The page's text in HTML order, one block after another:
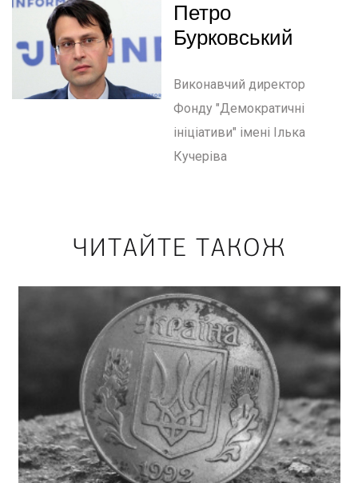
Петро
Бурковський
Виконавчий директор
Фонду "Демократичні
ініціативи" імені Ілька
Кучеріва
ЧИТАЙТЕ ТАКОЖ